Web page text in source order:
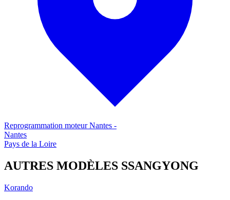
Reprogrammation moteurNantes -
Nantes
Pays de la Loire
AUTRES MODÈLES SSANGYONG
Korando